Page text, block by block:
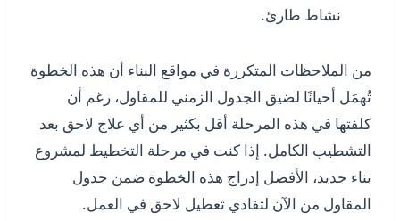
نشاط طارئ.
من الملاحظات المتكررة في مواقع البناء أن هذه الخطوة
تُهمَل أحيانًا لضيق الجدول الزمني للمقاول، رغم أن
كلفتها في هذه المرحلة أقل بكثير من أي علاج لاحق بعد
التشطيب الكامل. إذا كنت في مرحلة التخطيط لمشروع
بناء جديد، الأفضل إدراج هذه الخطوة ضمن جدول
المقاول من الآن لتفادي تعطيل لاحق في العمل.